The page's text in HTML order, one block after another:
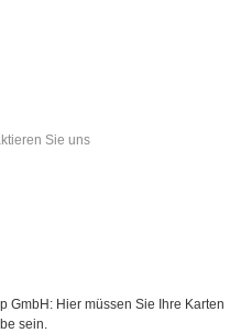
Sie uns
GmbH: Hier müssen Sie Ihre Karten
sein.